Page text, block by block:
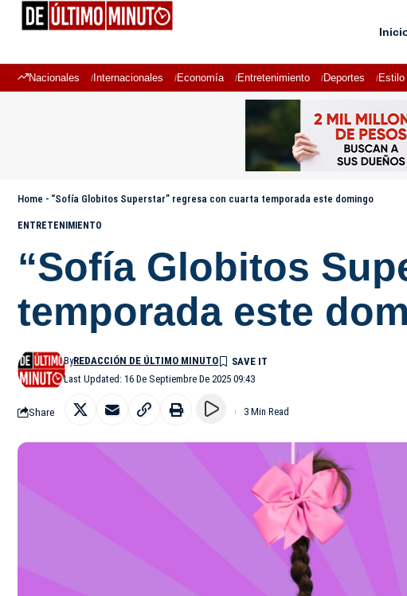
Nacionales Internacionales Economía Entretenimiento Deportes Estilo
Home - “Sofía Globitos Superstar” regresa con cuarta temporada este domingo
ENTRETENIMIENTO
“Sofía Globitos
temporada este
Last Updated: 16 De Septiembre De 2025 09:43
ByREDACCIÓN DE ÚLTIMO MINUTO
Share 3 Min Read